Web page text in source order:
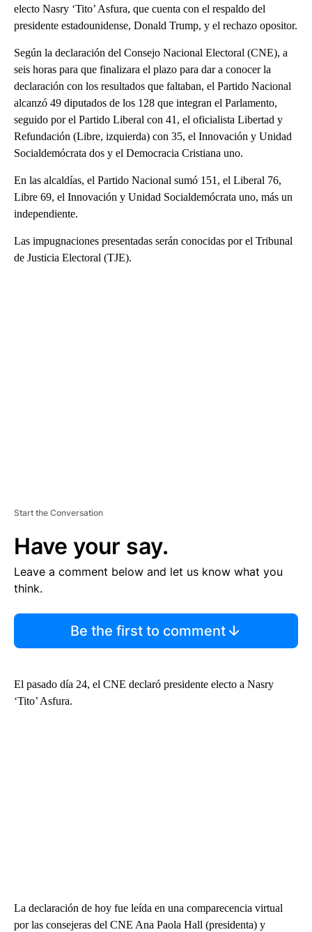
electo Nasry ‘Tito’ Asfura, que cuenta con el respaldo del
presidente estadounidense, Donald Trump, y el rechazo opositor.
Según la declaración del Consejo Nacional Electoral (CNE), a
seis horas para que finalizara el plazo para dar a conocer la
declaración con los resultados que faltaban, el Partido Nacional
alcanzó 49 diputados de los 128 que integran el Parlamento,
seguido por el Partido Liberal con 41, el oficialista Libertad y
Refundación (Libre, izquierda) con 35, el Innovación y Unidad
Socialdemócrata dos y el Democracia Cristiana uno.
En las alcaldías, el Partido Nacional sumó 151, el Liberal 76,
Libre 69, el Innovación y Unidad Socialdemócrata uno, más un
independiente.
Las impugnaciones presentadas serán conocidas por el Tribunal
de Justicia Electoral (TJE).
Start the Conversation
Have your say.
Leave a comment below and let us know what you
think.
Be the first to comment
El pasado día 24, el CNE declaró presidente electo a Nasry
‘Tito’ Asfura.
La declaración de hoy fue leída en una comparecencia virtual
por las consejeras del CNE Ana Paola Hall (presidenta) y